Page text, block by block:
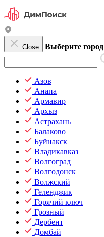
Close Выберите город
Азов
Анапа
Армавир
Архыз
Астрахань
Балаково
Буйнакск
Владикавказ
Волгоград
Волгодонск
Волжский
Геленджик
Горячий ключ
Грозный
Дербент
Домбай